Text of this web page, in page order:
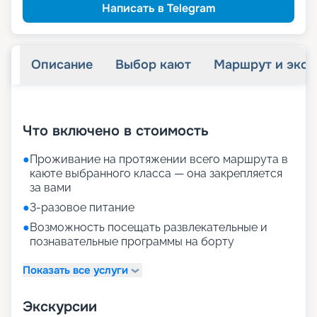
Написать в Telegram
Описание Выбор кают Маршрут и
Что включено в стоимость
●Проживание на протяжении всего маршрута в
каюте выбранного класса — она закрепляется
за вами
●3-разовое питание
●Возможность посещать развлекательные и
познавательные программы на борту
Показать все услуги
Экскурсии